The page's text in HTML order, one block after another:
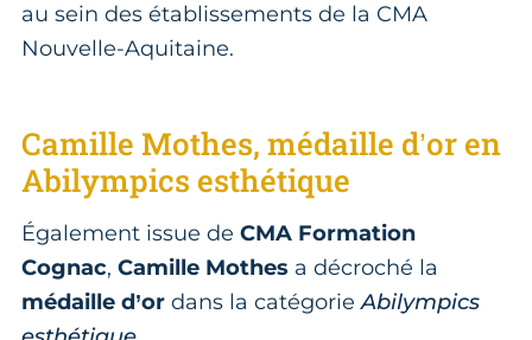
au sein des établissements de la CMA
Nouvelle-Aquitaine.
Camille Mothes, médaille d’or en
Abilympics esthétique
Également issue de CMA Formation
Cognac, Camille Mothes a décroché la
médaille d’or dans la catégorieAbilympics